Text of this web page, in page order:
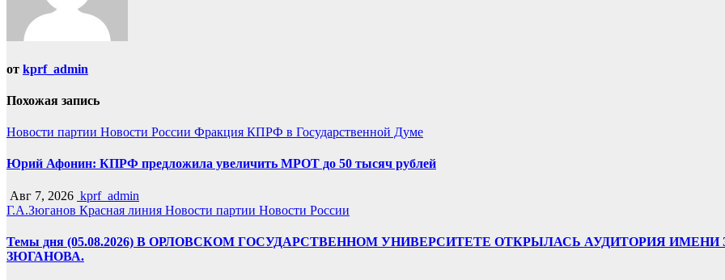
от kprf_admin
Похожая запись
Новости партии Новости России Фракция КПРФ в Государственной Думе
Юрий Афонин: КПРФ предложила увеличить МРОТ до 50 тысяч рублей
Авг 7, 2026 kprf_admin
Г.А.Зюганов Красная линия Новости партии Новости России
Темы дня (05.08.2026) В ОРЛОВСКОМ ГОСУДАРСТВЕННОМ УНИВЕРСИТЕТЕ ОТКРЫЛАСЬ АУДИТОРИЯ
ЗЮГАНОВА.